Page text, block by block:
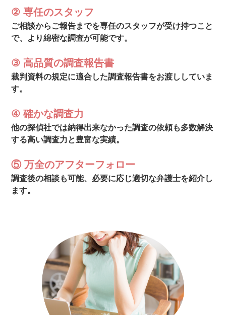
② 専任のスタッフ
ご相談からご報告までを専任のスタッフが受け持つこと
で、より綿密な調査が可能です。
③ 高品質の調査報告書
裁判資料の規定に適合した調査報告書をお渡ししていま
す。
④ 確かな調査力
他の探偵社では納得出来なかった調査の依頼も多数解決
する高い調査力と豊富な実績。
⑤ 万全のアフターフォロー
調査後の相談も可能、必要に応じ適切な弁護士を紹介し
ます。